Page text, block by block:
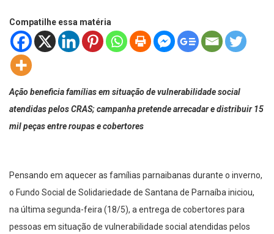
Compatilhe essa matéria
Ação beneficia famílias em situação de vulnerabilidade social
atendidas pelos CRAS; campanha pretende arrecadar e distribuir 15
mil peças entre roupas e cobertores
Pensando em aquecer as famílias parnaibanas durante o inverno,
o Fundo Social de Solidariedade de Santana de Parnaíba iniciou,
na última segunda-feira (18/5), a entrega de cobertores para
pessoas em situação de vulnerabilidade social atendidas pelos